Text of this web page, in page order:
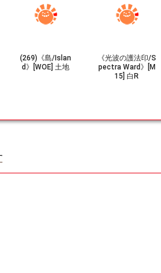
(269)《島/Islan
d》[WOE] 土地
《光波の護法印/S
pectra Ward》[M
15] 白R